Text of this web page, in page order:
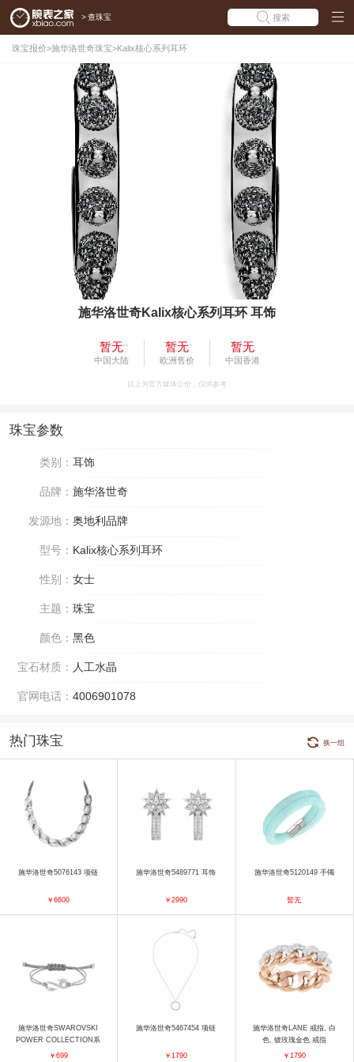
> 查珠宝 搜索
珠宝报价>施华洛世奇珠宝>Kalix核心系列耳环
施华洛世奇Kalix核心系列耳环 耳饰
暂无
中国大陆
暂无
欧洲售价
暂无
中国香港
以上为官方媒体公价，仅供参考
珠宝参数
类别： 耳饰
品牌： 施华洛世奇
发源地： 奥地利品牌
型号： Kalix核心系列耳环
性别： 女士
主题： 珠宝
颜色： 黑色
宝石材质： 人工水晶
官网电话： 4006901078
热门珠宝 换一组
施华洛世奇5076143 项链
￥6600
施华洛世奇5489771 耳饰
￥2990
施华洛世奇5120149 手镯
暂无
施华洛世奇SWAROVSKI
POWER COLLECTION系
列5511778 手镯
￥699
施华洛世奇5467454 项链
￥1790
施华洛世奇LANE 戒指, 白
色, 镀玫瑰金色 戒指
￥1790